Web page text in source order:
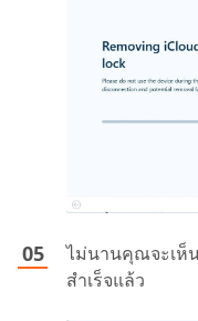
ไม่นานคุณจะเห็
สำเร็จแล้ว